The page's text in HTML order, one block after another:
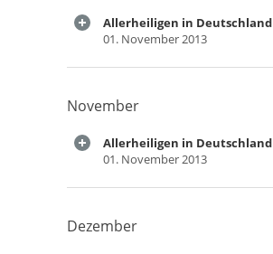
Allerheiligen in Deutschland
01. November 2013
November
Allerheiligen in Deutschland
01. November 2013
Dezember